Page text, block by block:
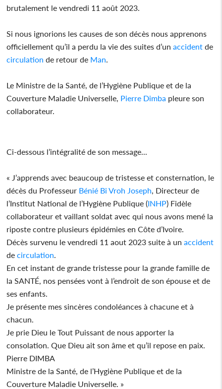
brutalement le vendredi 11 août 2023.
Si nous ignorions les causes de son décès nous apprenons
officiellement qu’il a perdu la vie des suites d’unaccident de
circulation de retour de Man
Le Ministre de la Santé, de l’Hygiène Publique et de la
Couverture Maladie Universelle, Pierre Dimba pleure son
collaborateur.
Ci-dessous l’intégralité de son message...
« J’apprends avec beaucoup de tristesse et consternation, le
décès du Professeur Bénié Bi Vroh Joseph , Directeur de
l’Institut National de l’Hygiène Publique (INHP) Fidèle
collaborateur et vaillant soldat avec qui nous avons mené la
riposte contre plusieurs épidémies en Côte d’Ivoire.
Décès survenu le vendredi 11 aout 2023 suite à unaccident
decirculation
En cet instant de grande tristesse pour la grande famille de
la SANTÉ, nos pensées vont à l’endroit de son épouse et de
ses enfants.
Je présente mes sincères condoléances à chacune et à
chacun.
Je prie Dieu le Tout Puissant de nous apporter la
consolation. Que Dieu ait son âme et qu’il repose en paix.
Pierre DIMBA
Ministre de la Santé, de l’Hygiène Publique et de la
Couverture Maladie Universelle. »